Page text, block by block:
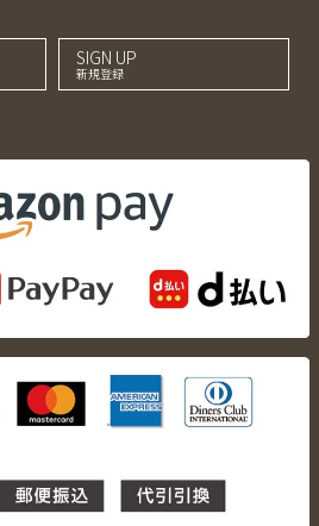
SIGN UP
新規登録